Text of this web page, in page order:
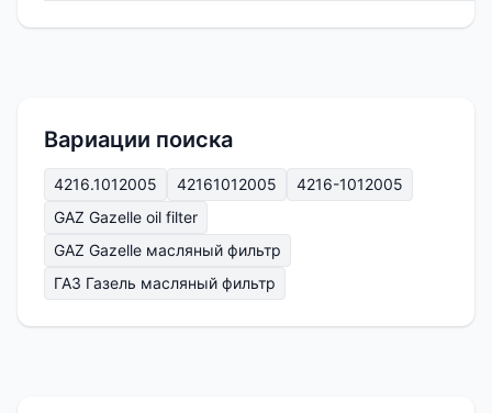
Вариации поиска
4216.1012005 42161012005
4216-1012005
GAZ Gazelle oil filter
GAZ Gazelle масляный фильтр
ГАЗ Газель масляный фильтр